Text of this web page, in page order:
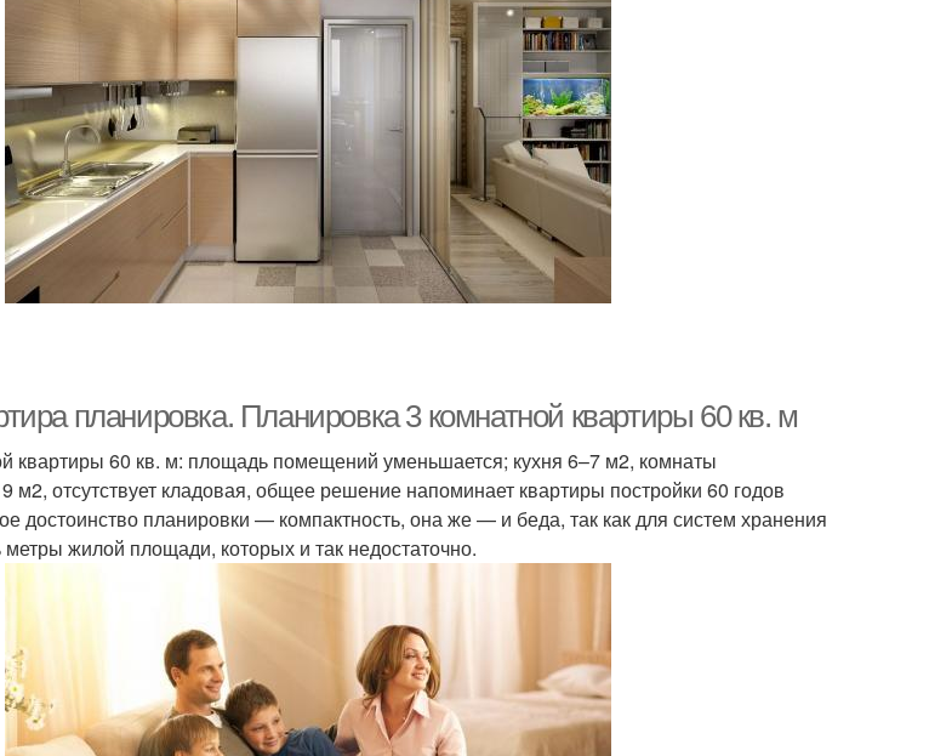
планировка. Планировка 3 комнатной квартиры 60 кв. м
квартиры 60 кв. м: площадь помещений уменьшается; кухня 6–7 м2, комнаты
м2, отсутствует кладовая, общее решение напоминает квартиры постройки 60 годов
достоинство планировки — компактность, она же — и беда, так как для систем хранения
метры жилой площади, которых и так недостаточно.